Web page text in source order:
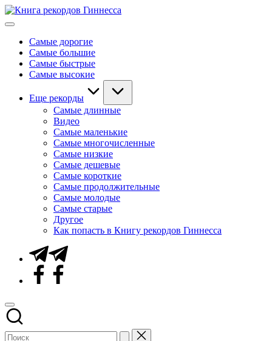
Перейти
к
Мировые
ГиннессаСамые дорогие
Самые большие
Самые быстрые
Самые высокие
Еще рекорды
Самые длинные
Видео
Самые маленькие
Самые многочисленные
Самые низкие
Самые дешевые
Самые короткие
Самые продолжительные
Самые молодые
Самые старые
Другое
Как попасть в Книгу рекордов Гиннесса
Telegram
Facebook